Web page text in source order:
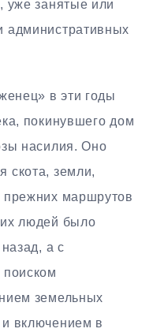
уже занятые или
административных
в эти годы
покинувшего дом
насилия. Оно
скота, земли,
маршрутов
людей было
а с
поиском
земельных
включением в